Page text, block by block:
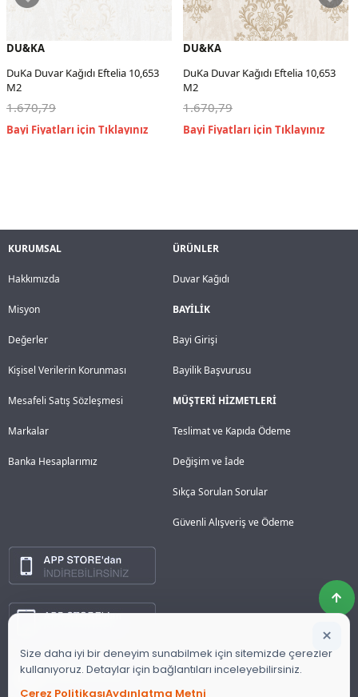
DU&KA
DuKa Duvar Kağıdı Eftelia 10,653
M2
1.670,79
DU&KA
DuKa Duvar Kağıdı Eftelia 10,653
M2
1.670,79
KURUMSAL
Hakkımızda
Misyon
Değerler
Kişisel Verilerin Korunması
Mesafeli Satış Sözleşmesi
Markalar
Banka Hesaplarımız
ÜRÜNLER
Duvar Kağıdı
BAYİLİK
Bayi Girişi
Bayilik Başvurusu
MÜŞTERİ HİZMETLERİ
Teslimat ve Kapıda Ödeme
Değişim ve İade
Sıkça Sorulan Sorular
Güvenli Alışveriş ve Ödeme
Size daha iyi bir deneyim sunabilmek için sitemizde çerezler
kullanıyoruz. Detaylar için bağlantıları inceleyebilirsiniz.
Çerez PolitikasıAydınlatma Metni
×